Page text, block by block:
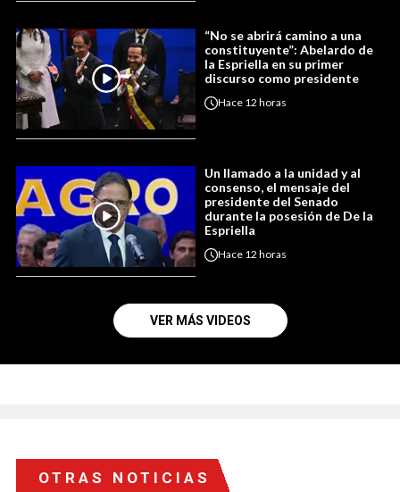
“No se abrirá camino a una
constituyente”: Abelardo de
la Espriella en su primer
discurso como presidente
Hace 12 horas
Un llamado a la unidad y al
consenso, el mensaje del
presidente del Senado
durante la posesión de De la
Espriella
Hace 12 horas
VER MÁS VIDEOS
OTRAS NOTICIAS